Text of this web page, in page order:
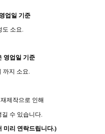
업일 기준
소요.
영업일 기준
까지 소요.
제작으로 인해
길 수 있습니다.
미리 연락드립니다.)